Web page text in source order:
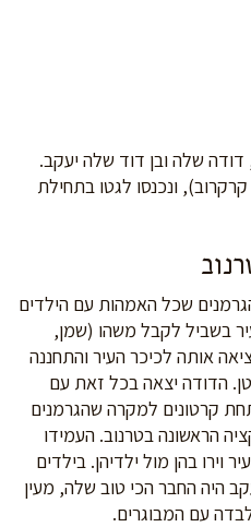
שלה ובן דוד שלה יעקב.
קרקרוב), ונכנסו לגטו בתחילת
שכל האמהות עם הילדים
בשביל לקבל משהו (שמן,
אותה לכיכר העיר והתחננה
הדודה יצאה בכל זאת עם
קרטונים למקרה שהגרמנים
הראשונה בטרנוב. העמידו
בהן מול ילדיהן. בילדים
היה החבר הכי טוב שלה, מעין
עם המבוגרים.